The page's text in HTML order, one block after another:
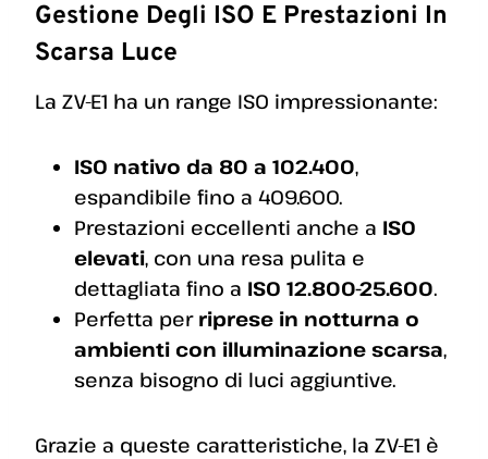
Gestione Degli ISO E Prestazioni In
Scarsa Luce
La ZV-E1 ha un range ISO impressionante:
ISO nativo da 80 a 102.400,
espandibile fino a 409.600.
Prestazioni eccellenti anche a ISO
elevati, con una resa pulita e
dettagliata fino a ISO 12.800-25.600.
Perfetta per riprese in notturna o
ambienti con illuminazione scarsa,
senza bisogno di luci aggiuntive.
Grazie a queste caratteristiche, la ZV-E1 è